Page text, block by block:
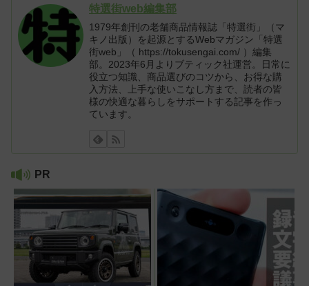
特選街web編集部
1979年創刊の老舗商品情報誌「特選街」（マ
キノ出版）を起源とするWebマガジン「特選
街web」（ https://tokusengai.com/ ）編集
部。2023年6月よりブティック社運営。日常に
役立つ知識、商品選びのコツから、お得な購
入方法、上手な使いこなし方まで、読者の皆
様の快適な暮らしをサポートする記事を作っ
ています。
PR